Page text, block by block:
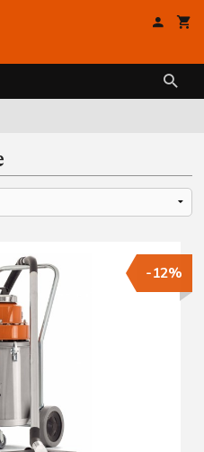
-12%